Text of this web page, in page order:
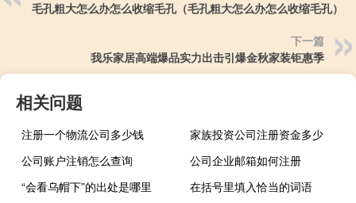
毛孔粗大怎么办怎么收缩毛孔（毛孔粗大怎么办怎么收缩毛孔）
下一篇
我乐家居高端爆品实力出击引爆金秋家装钜惠季
相关问题
注册一个物流公司多少钱
家族投资公司注册资金多少
公司账户注销怎么查询
公司企业邮箱如何注册
“会看乌帽下”的出处是哪里
在括号里填入恰当的词语